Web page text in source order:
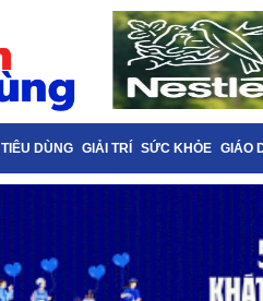
TIÊU DÙNG GIẢI TRÍ SỨC KHỎE GIÁO